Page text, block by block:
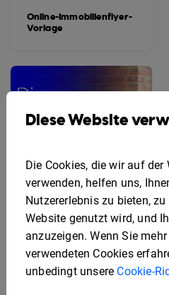
Online-Immobilienflyer-
Vorlage
Diese Website
Die Cookies, die wir auf
verwenden, helfen uns,
Nutzererlebnis zu bieten,
Website genutzt wird, und
anzuzeigen. Wenn Sie
verwendeten Cookies
unbedingt unsere Cookie-